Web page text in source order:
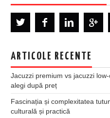
ARTICOLE RECENTE
Jacuzzi premium vs jacuzzi
alegi după preț
Fascinația și complexitatea
culturală și practică